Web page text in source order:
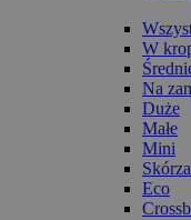
W
Na
Duże
Małe
Mini
Eco